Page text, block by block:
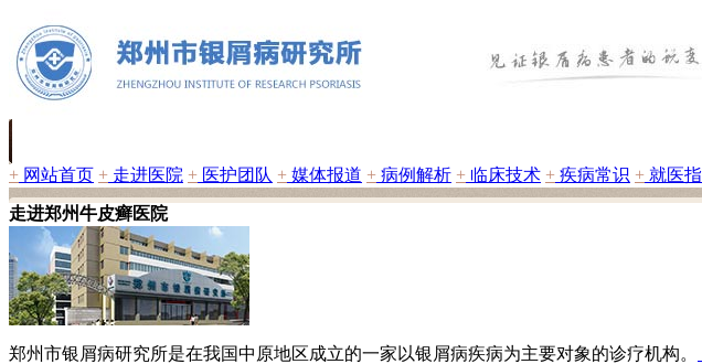
+ 网站首页 + 走进医院 + 医护团队 + 媒体报道 + 病例解析 + 临床技术 + 疾病常识 + 就医
走进郑州牛皮癣医院
郑州市银屑病研究所是在我国中原地区成立的一家以银屑病疾病为主要对象的诊疗机构。